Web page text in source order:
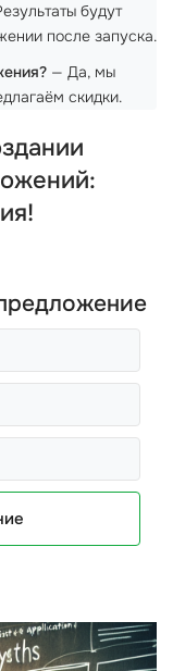
будут
после запуска.
— Да, мы
скидки.